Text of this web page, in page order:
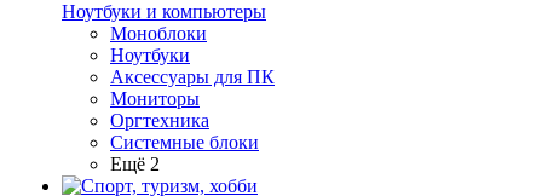
Ноутбуки и компьютеры
Моноблоки
Ноутбуки
Аксессуары для ПК
Мониторы
Оргтехника
Системные блоки
Ещё 2